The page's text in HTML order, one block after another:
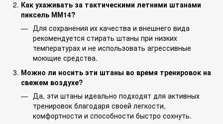
Как ухаживать за тактическими летними штанами
пиксель ММ14?
Для сохранения их качества и внешнего вида
рекомендуется стирать штаны при низких
температурах и не использовать агрессивные
моющие средства.
Можно ли носить эти штаны во время тренировок на
свежем воздухе?
Да, эти штаны идеально подходят для активных
тренировок благодаря своей легкости,
комфортности и способности быстро сохнуть.